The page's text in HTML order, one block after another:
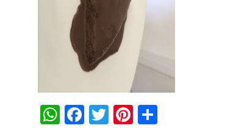
WhatsApp
Facebook
TwitterPinterest